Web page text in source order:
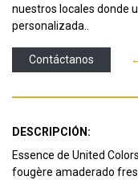
nuestros locales donde
personalizada..
Contáctanos
DESCRIPCIÓN:
Essence de United
fougère amaderado